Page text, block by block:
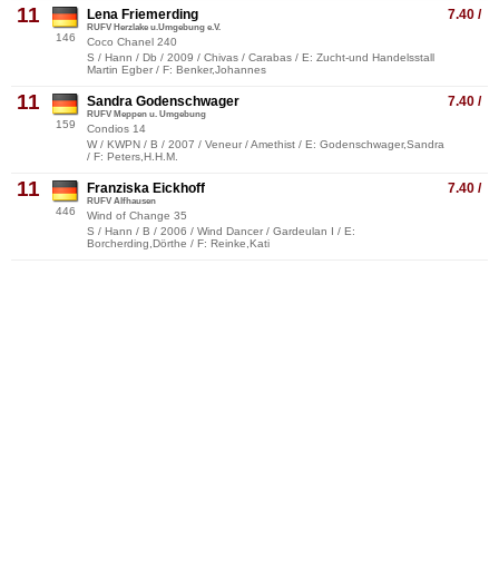
11
146
7.40 /
Lena Friemerding
RUFV Herzlake u.Umgebung e.V.
Coco Chanel 240
S / Hann / Db / 2009 / Chivas / Carabas / E: Zucht-und Handelsstall
Martin Egber / F: Benker,Johannes
11
159
7.40 /
Sandra Godenschwager
RUFV Meppen u. Umgebung
Condios 14
W / KWPN / B / 2007 / Veneur / Amethist / E: Godenschwager,Sandra
/ F: Peters,H.H.M.
11
446
7.40 /
Franziska Eickhoff
RUFV Alfhausen
Wind of Change 35
S / Hann / B / 2006 / Wind Dancer / Gardeulan I / E:
Borcherding,Dörthe / F: Reinke,Kati